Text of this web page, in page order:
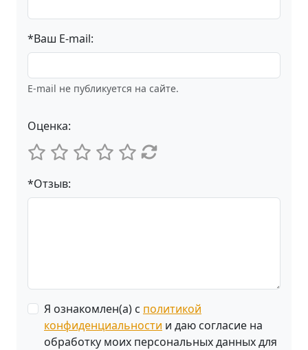
*Ваш E-mail:
E-mail не публикуется на сайте.
Оценка:
*Отзыв:
Я ознакомлен(а) с политикой
конфиденциальности и даю согласие на
обработку моих персональных данных для